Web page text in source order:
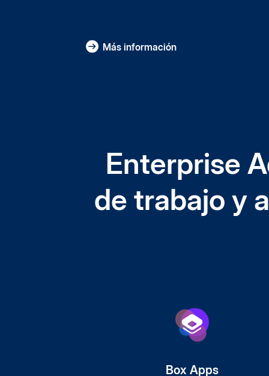
Más información
Enterprise
de trabajo y
Box Apps